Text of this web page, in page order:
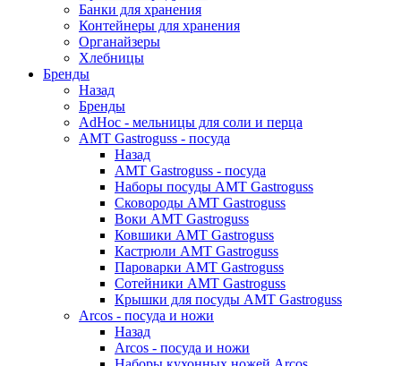
Банки для хранения
Контейнеры для хранения
Органайзеры
Хлебницы
Бренды
Назад
Бренды
AdHoc - мельницы для соли и перца
AMT Gastroguss - посуда
Назад
AMT Gastroguss - посуда
Наборы посуды AMT Gastroguss
Сковороды AMT Gastroguss
Воки AMT Gastroguss
Ковшики AMT Gastroguss
Кастрюли AMT Gastroguss
Пароварки AMT Gastroguss
Сотейники AMT Gastroguss
Крышки для посуды AMT Gastroguss
Arcos - посуда и ножи
Назад
Arcos - посуда и ножи